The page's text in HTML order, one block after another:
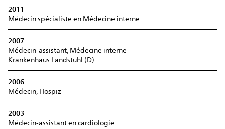
2011
Médecin spécialiste en Médecine interne
2007
Médecin-assistant, Médecine interne
Krankenhaus Landstuhl (D)
2006
Médecin, Hospiz
2003
Médecin-assistant en cardiologie